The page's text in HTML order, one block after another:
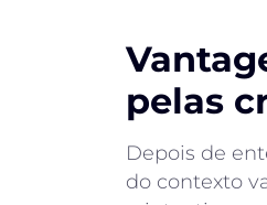
pelas
Depois de
do contexto